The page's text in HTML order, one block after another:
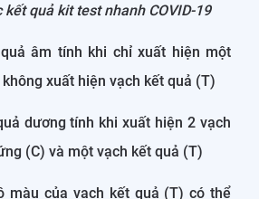
quả kit test nhanh COVID-19
âm tính khi chỉ xuất hiện một
xuất hiện vạch kết quả (T)
dương tính khi xuất hiện 2 vạch
(C) và một vạch kết quả (T)
màu của vạch kết quả (T) có thể